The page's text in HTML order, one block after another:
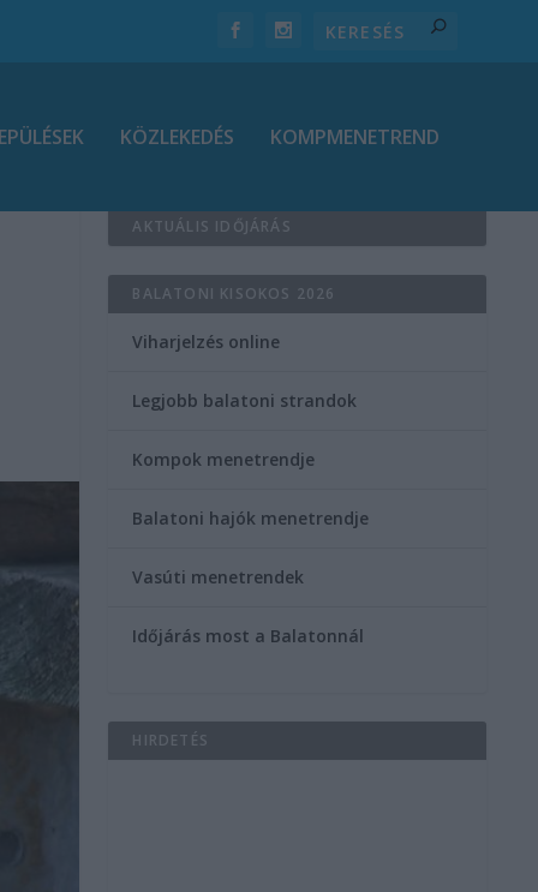
KÖZLEKEDÉS KOMPMENETREND
AKTUÁLIS IDŐJÁRÁS
BALATONI KISOKOS 2026
Viharjelzés online
Legjobb balatoni strandok
Kompok menetrendje
Balatoni hajók menetrendje
Vasúti menetrendek
Időjárás most a Balatonnál
HIRDETÉS